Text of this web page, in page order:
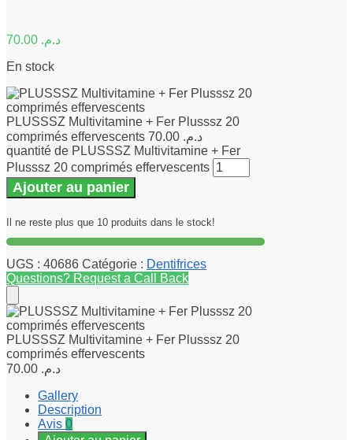
د.م.
En stock
PLUSSSZ Multivitamine + Fer Plusssz 20
comprimés effervescents
د.م.
quantité de PLUSSSZ Multivitamine + Fer
Plusssz 20 comprimés effervescents
Ajouter au panier
Il ne reste plus que 10 produits dans le stock!
UGS : 40686 Catégorie : Dentifrices
Questions? Request a Call Back
PLUSSSZ Multivitamine + Fer Plusssz 20
comprimés effervescents
د.م.
Gallery
Description
Avis 0